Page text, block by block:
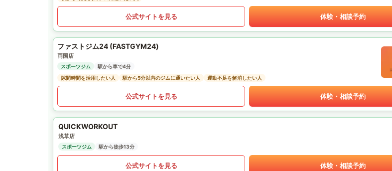
公式サイトを見る 体験・相談予約
ファストジム24 (FASTGYM24)
両国店
スポーツジム
駅から車で4分
隙間時間を活用したい人
駅から5分以内のジムに通いたい人 運動不足を解消したい人
公式サイトを見る 体験・相談予約
QUICKWORKOUT
浅草店
スポーツジム 駅から徒歩13分
公式サイトを見る 体験・相談予約